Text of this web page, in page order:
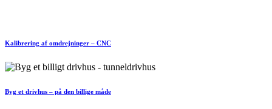
Kalibrering af omdrejninger – CNC
Byg et drivhus – på den billige måde